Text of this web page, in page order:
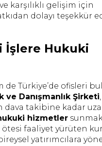
karşılıklı gelişim için
dolayı teşekkür
İşlere Hukuki
de Türkiye’de ofisleri
ve Danışmanlık Şirketi,
dava takibine kadar
hizmetler
ötesi faaliyet yürüten
yatırımcılara
HUKUKI
HIZMETI
alın – bizimle
iletişime geçin